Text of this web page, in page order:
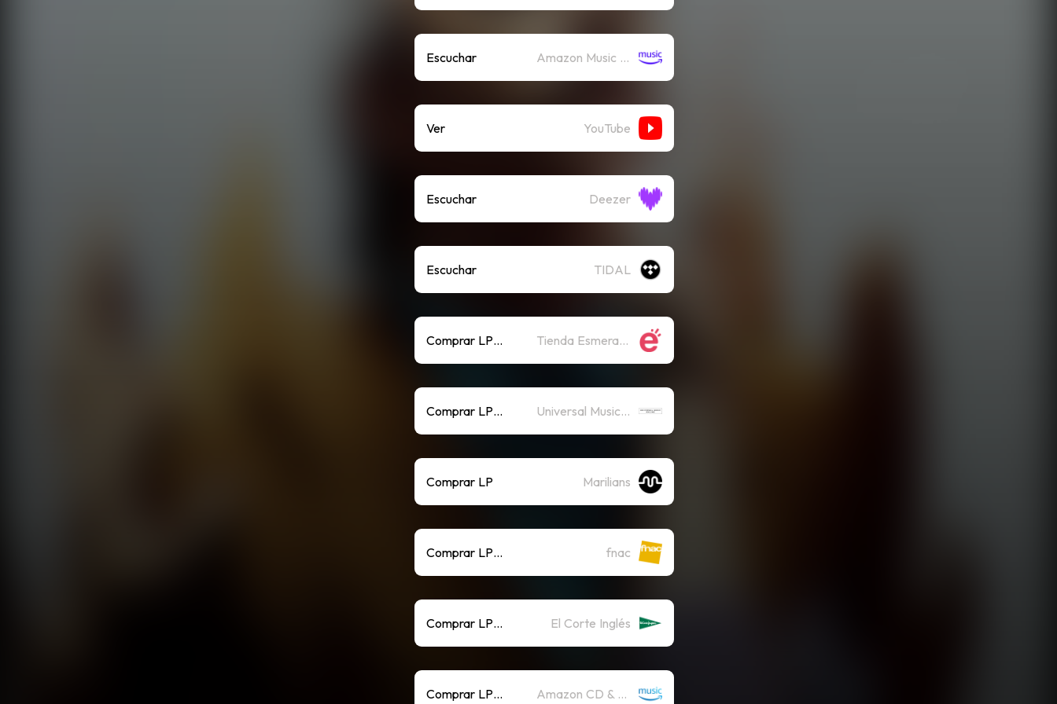
Escuchar Amazon Music (Streaming)
Ver YouTube
Escuchar Deezer
Escuchar TIDAL
Comprar LP & CD Tienda Esmerarte
Comprar LP & CD Universal Music Online
Comprar LP Marilians
Comprar LP y CD fnac
Comprar LP y CD El Corte Inglés
Comprar LP y CD Amazon CD & Vinyl